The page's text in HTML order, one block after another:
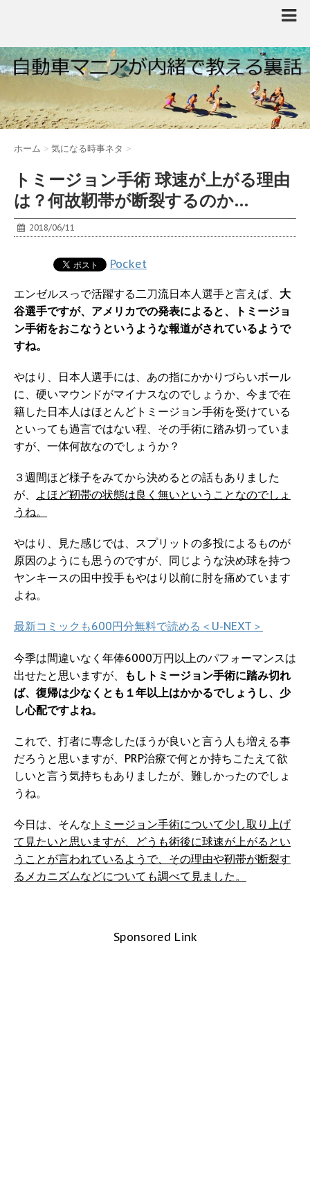
ホーム > 気になる時事ネタ >
トミージョン手術 球速が上がる理由
は？何故靭帯が断裂するのか…
2018/06/11
Pocket
エンゼルスっで活躍する二刀流日本人選手と言えば、 大
谷選手ですが、アメリカでの発表によると、トミージョ
ン手術をおこなうというような報道がされているようで
すね。
やはり、日本人選手には、あの指にかかりづらいボール
に、硬いマウンドがマイナスなのでしょうか、今まで在
籍した日本人はほとんどトミージョン手術を受けている
といっても過言ではない程、その手術に踏み切っていま
すが、一体何故なのでしょうか？
３週間ほど様子をみてから決めるとの話もありました
が、 よほど靭帯の状態は良く無いということなのでしょ
うね。
やはり、見た感じでは、スプリットの多投によるものが
原因のようにも思うのですが、同じような決め球を持つ
ヤンキースの田中投手もやはり以前に肘を痛めています
よね。
最新コミックも600円分無料で読める＜U-NEXT＞
今季は間違いなく年俸6000万円以上のパフォーマンスは
出せたと思いますが、
もしトミージョン手術に踏み切れ
ば、復帰は少なくとも１年以上はかかるでしょうし、少
し心配ですよね。
これで、打者に専念したほうが良いと言う人も増える事
だろうと思いますが、PRP治療で何とか持ちこたえて欲
しいと言う気持ちもありましたが、難しかったのでしょ
うね。
今日は、そんな トミージョン手術について少し取り上げ
て見たいと思いますが、どうも術後に球速が上がるとい
うことが言われているようで、その理由や靭帯が断裂す
るメカニズムなどについても調べて見ました。
Sponsored Link